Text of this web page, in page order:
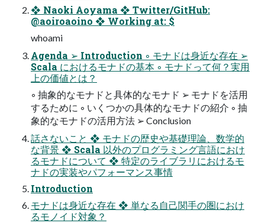
❖ Naoki Aoyama ❖ Twitter/GitHub:
@aoiroaoino ❖ Working at: $
whoami
Agenda ➢ Introduction ◦ モナドは身近な存在 ➢
Scala におけるモナドの基本 ◦ モナドって何？実用
上の価値とは？
◦ 抽象的なモナドと具体的なモナド ➢ モナドを活用
するために ◦ いくつかの具体的なモナドの紹介 ◦ 抽
象的なモナドの活用方法 ➢ Conclusion
話さないこと ❖ モナドの歴史や基礎理論、数学的
な背景 ❖ Scala 以外のプログラミング言語におけ
るモナドについて ❖ 特定のライブラリにおけるモ
ナドの実装やパフォーマンス事情
Introduction
モナドは身近な存在 ❖ 単なる自己関手の圏におけ
るモノイド対象？